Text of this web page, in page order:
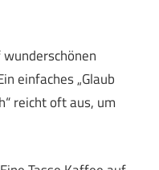
einfaches „Glaub
reicht oft aus, um